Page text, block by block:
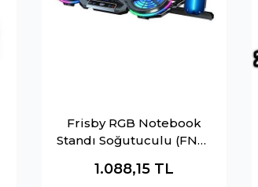
Frisby RGB Notebook
Standı Soğutuculu (FNC-
1.088,15 TL